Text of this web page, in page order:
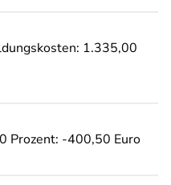
1.335,00
Prozent: -400,50 Euro